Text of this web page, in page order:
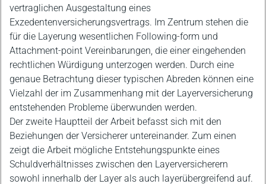
vertraglichen Ausgestaltung eines
Exzedentenversicherungsvertrags. Im Zentrum stehen die
für die Layerung wesentlichen Following-form und
Attachment-point Vereinbarungen, die einer eingehenden
rechtlichen Würdigung unterzogen werden. Durch eine
genaue Betrachtung dieser typischen Abreden können eine
Vielzahl der im Zusammenhang mit der Layerversicherung
entstehenden Probleme überwunden werden.
Der zweite Hauptteil der Arbeit befasst sich mit den
Beziehungen der Versicherer untereinander. Zum einen
zeigt die Arbeit mögliche Entstehungspunkte eines
Schuldverhältnisses zwischen den Layerversicherern
sowohl innerhalb der Layer als auch layerübergreifend auf.